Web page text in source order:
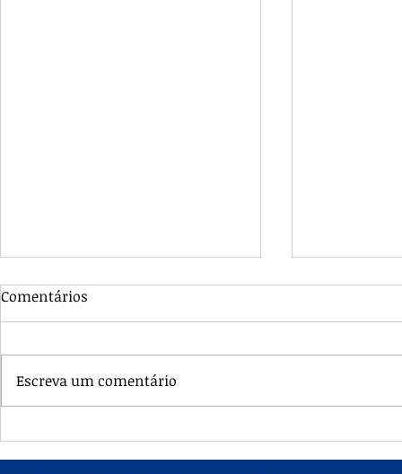
HOMILIA: TEMOS QUE TER
OLHAR ESPIRITUAL PARA TER
HOMILIA:
RECUAR, É
Comentários
Escreva um comentário